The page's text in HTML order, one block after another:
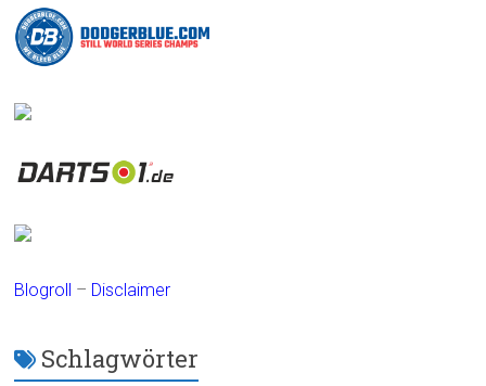
Blogroll – Disclaimer
Schlagwörter